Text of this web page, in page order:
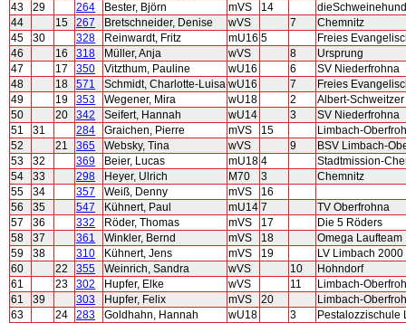
43
29 264 Bester, Björn mVS 14
44
15 267 Bretschneider, Denise wVS 7
Chemnitz
45
30 328 Reinwardt, Fritz mU16 5
Freies
46
16 318 Müller, Anja wVS 8
Ursprung
47
17 350 Vitzthum, Pauline wU16 6
SV Niederfrohna
48
18 571 Schmidt, Charlotte-Luisa wU16 7
Freies
49
19 353 Wegener, Mira wU18 2
Albert-
50
20 342 Seifert, Hannah wU14 3
SV Niederfrohna
51
31 284 Graichen, Pierre mVS 15
Limbach-
52
21 365 Websky, Tina wVS 9
BSV Limbach-
53
32 369 Beier, Lucas mU18 4
Stadtmission-
54
33 298 Heyer, Ulrich M70 3
Chemnitz
55
34 357 Weiß, Denny mVS
16
56
35 547 Kühnert, Paul mU14 7
TV Oberfrohna
57
36 332 Röder, Thomas mVS 17
Die 5 Röders
58
37 361 Winkler, Bernd mVS 18
Omega Laufteam
59
38 310 Kühnert, Jens mVS 19
LV Limbach 2000
60
22 355 Weinrich, Sandra wVS 10
Hohndorf
61
23 302 Hupfer, Elke wVS 11
Limbach-
61
39 303 Hupfer, Felix mVS 20
Limbach-
63
24 283 Goldhahn, Hannah wU18 3
Pestalozzischule